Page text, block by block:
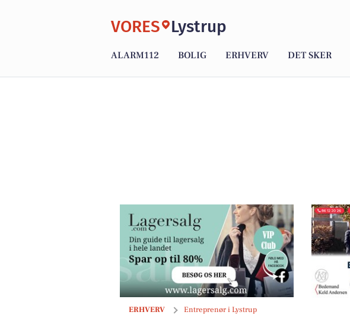
VORES Lystrup
ALARM112 BOLIG ERHVERV DET SKER
ERHVERV Entreprenør i Lystrup
Bredskifte Parken ApS